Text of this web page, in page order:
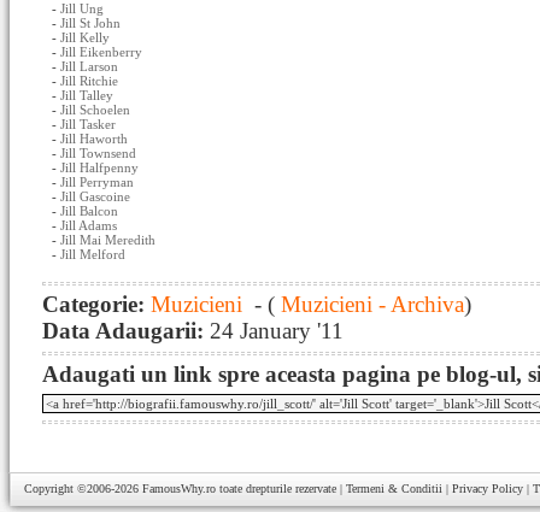
- Jill Ung
- Jill St John
- Jill Kelly
- Jill Eikenberry
- Jill Larson
- Jill Ritchie
- Jill Talley
- Jill Schoelen
- Jill Tasker
- Jill Haworth
- Jill Townsend
- Jill Halfpenny
- Jill Perryman
- Jill Gascoine
- Jill Balcon
- Jill Adams
- Jill Mai Meredith
- Jill Melford
Categorie: Muzicieni - ( Muzicieni - Archiva)
Data Adaugarii: 24 January '11
Adaugati un link spre aceasta pagina pe blog-ul,
Copyright ©2006-2026 FamousWhy.ro toate drepturile rezervate | Termeni & Conditii | Privacy Policy |